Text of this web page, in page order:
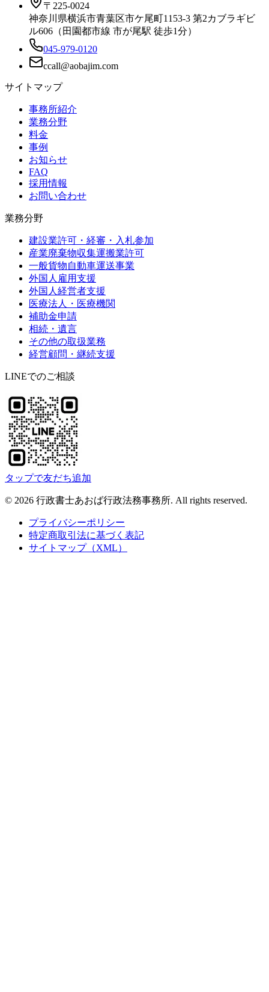
〒225-0024
神奈川県横浜市青葉区市ケ尾町1153-3 第2カブラギビ
ル606（田園都市線 市が尾駅 徒歩1分）
045-979-0120
サイトマップ
事務所紹介
業務分野
料金
事例
お知らせ
FAQ
採用情報
お問い合わせ
業務分野
建設業許可・経審・入札参加
産業廃棄物収集運搬業許可
一般貨物自動車運送事業
外国人雇用支援
外国人経営者支援
医療法人・医療機関
補助金申請
相続・遺言
その他の取扱業務
経営顧問・継続支援
LINEでのご相談
タップで友だち追加
© 2026 行政書士あおば行政法務事務所. All rights reserved.
プライバシーポリシー
特定商取引法に基づく表記
サイトマップ（XML）